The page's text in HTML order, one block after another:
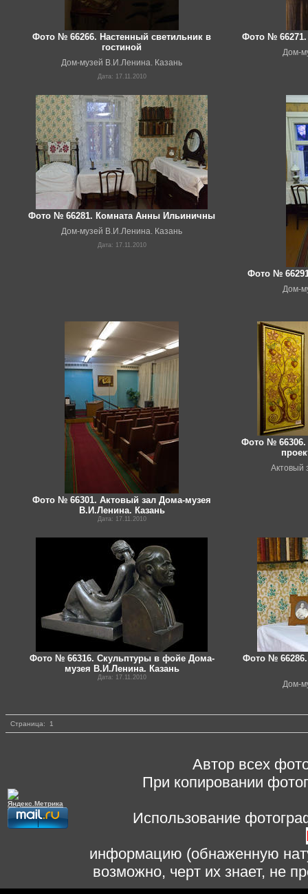
Фото № 66266. Настенный светильник в
гостиной
Дом-музей В.И.Ленина. Казань
Дата: 17.11.2010
Фото № 66271.
Дом-
Фото № 66281. Комната Анны Ильиничны
Дом-музей В.И.Ленина. Казань
Дата: 17.11.2010
Фото №
Дом-
Фото № 66301. Актовый зал Дома-музея
В.И.Ленина. Казань
Дата: 17.11.2010
Фото № 66306.
Актовый
Фото № 66316. Скульптуры в фойе Дома-
музея В.И.Ленина. Казань
Дата: 17.11.2010
Фото №
Дом-
Страница: 1
Автор всех
При копировании
Использование
информацию (обнаженную
возможно, черт их знает, не